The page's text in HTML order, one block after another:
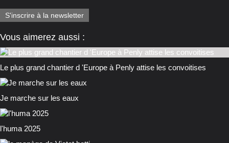
S'inscrire à la newsletter
Vous aimerez aussi :
Le plus grand chantier d 'Europe à Penly attise les convoitises
Je marche sur les eaux
l'huma 2025